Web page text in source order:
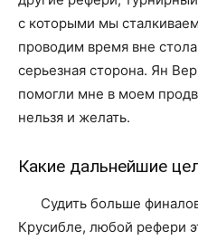
с которыми мы
проводим время вне
серьезная сторона. Ян
помогли мне в моем
нельзя и желать.
Какие дальнейшие
Судить больше
Крусибле, любой рефери